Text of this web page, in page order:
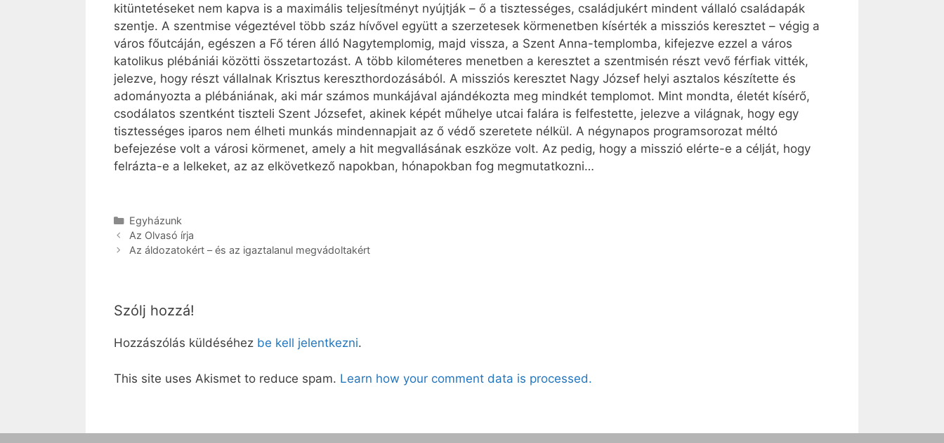
kitüntetéseket nem kapva is a maximális teljesítményt nyújtják – ő a tisztességes, családjukért mindent vállaló családapák
szentje. A szentmise végeztével több száz hívővel együtt a szerzetesek körmenetben kísérték a missziós keresztet – végig a
város főutcáján, egészen a Fő téren álló Nagytemplomig, majd vissza, a Szent Anna-templomba, kifejezve ezzel a város
katolikus plébániái közötti összetartozást. A több kilométeres menetben a keresztet a szentmisén részt vevő férfiak vitték,
jelezve, hogy részt vállalnak Krisztus kereszthordozásából. A missziós keresztet Nagy József helyi asztalos készítette és
adományozta a plébániának, aki már számos munkájával ajándékozta meg mindkét templomot. Mint mondta, életét kísérő,
csodálatos szentként tiszteli Szent Józsefet, akinek képét műhelye utcai falára is felfestette, jelezve a világnak, hogy egy
tisztességes iparos nem élheti munkás mindennapjait az ő védő szeretete nélkül. A négynapos programsorozat méltó
befejezése volt a városi körmenet, amely a hit megvallásának eszköze volt. Az pedig, hogy a misszió elérte-e a célját, hogy
felrázta-e a lelkeket, az az elkövetkező napokban, hónapokban fog megmutatkozni…
Kategória
Egyházunk
Az Olvasó írja
Az áldozatokért – és az igaztalanul megvádoltakért
Szólj hozzá!
Hozzászólás küldéséhez be kell jelentkezni.
This site uses Akismet to reduce spam. Learn how your comment data is processed.